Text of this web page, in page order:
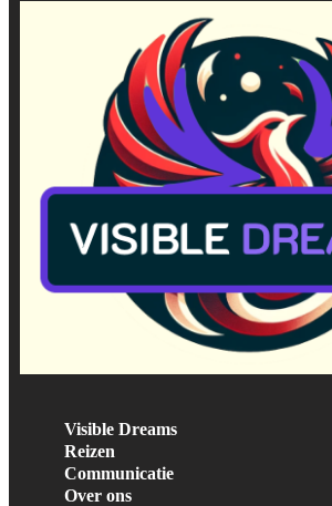
Visible Dreams
Reizen
Communicatie
Over ons